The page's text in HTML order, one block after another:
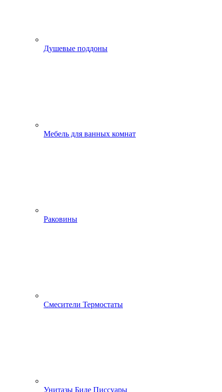
Душевые поддоны
Мебель для ванных комнат
Раковины
Смесители Термостаты
Унитазы Биде Писсуары